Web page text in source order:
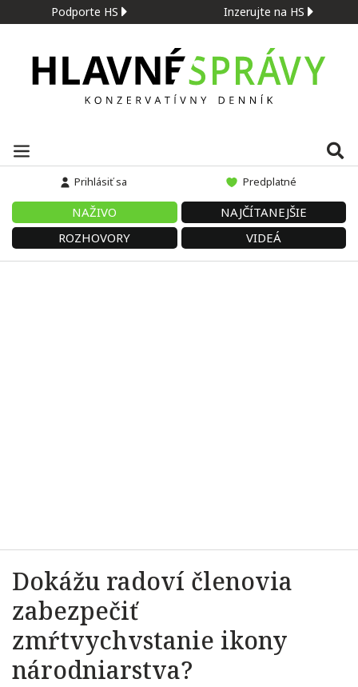
Podporte HS Inzerujte na HS
Prihlásiť sa Predplatné
NAŽIVO
NAJČÍTANEJŠIE
ROZHOVORY
VIDEÁ
Dokážu radoví členovia
zabezpečiť
zmŕtvychvstanie ikony
národniarstva?